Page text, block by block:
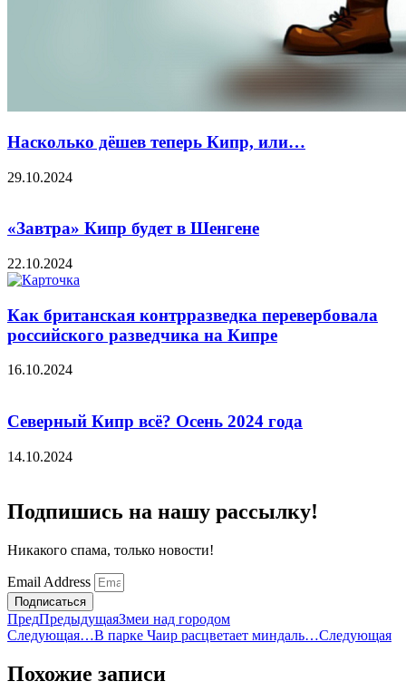
Насколько дёшев теперь Кипр, или…
29.10.2024
«Завтра» Кипр будет в Шенгене
22.10.2024
Как британская контрразведка перевербовала
российского разведчика на Кипре
16.10.2024
Северный Кипр всё? Осень 2024 года
14.10.2024
Подпишись на нашу рассылку!
Никакого спама, только новости!
Email Address
Подписаться
ПредПредыдущаяЗмеи над городом
Следующая…В парке Чаир расцветает миндаль…Следующая
Похожие записи